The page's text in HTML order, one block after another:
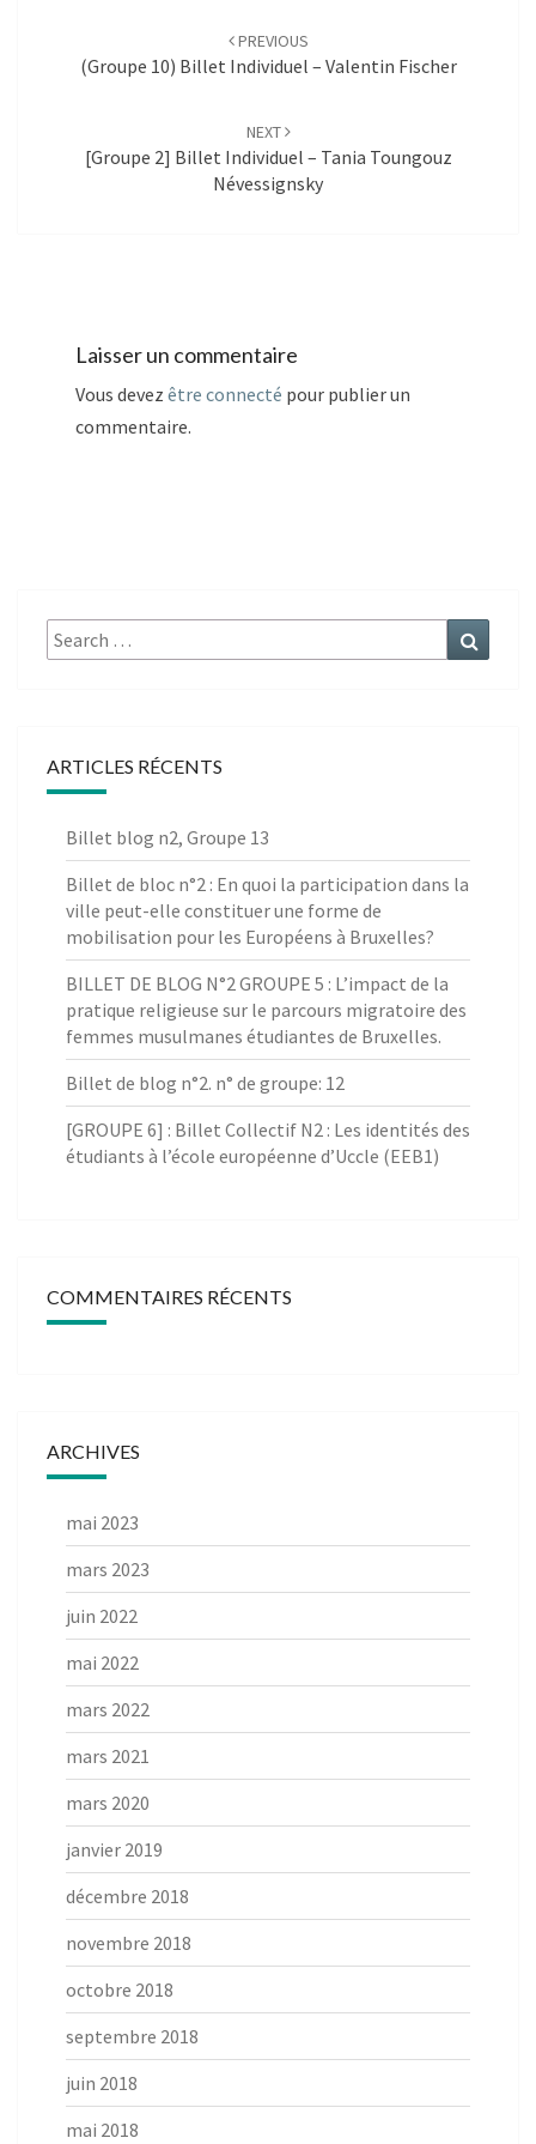
PREVIOUS
(Groupe 10) Billet Individuel – Valentin Fischer
NEXT
[Groupe 2] Billet Individuel – Tania Toungouz
Névessignsky
Laisser un commentaire
Vous devez être connecté pour publier un
commentaire.
Search
for:
ARTICLES RÉCENTS
Billet blog n2, Groupe 13
Billet de bloc n°2 : En quoi la participation dans la
ville peut-elle constituer une forme de
mobilisation pour les Européens à Bruxelles?
BILLET DE BLOG N°2 GROUPE 5 : L’impact de la
pratique religieuse sur le parcours migratoire des
femmes musulmanes étudiantes de Bruxelles.
Billet de blog n°2. n° de groupe: 12
[GROUPE 6] : Billet Collectif N2 : Les identités des
étudiants à l’école européenne d’Uccle (EEB1)
COMMENTAIRES RÉCENTS
ARCHIVES
mai 2023
mars 2023
juin 2022
mai 2022
mars 2022
mars 2021
mars 2020
janvier 2019
décembre 2018
novembre 2018
octobre 2018
septembre 2018
juin 2018
mai 2018